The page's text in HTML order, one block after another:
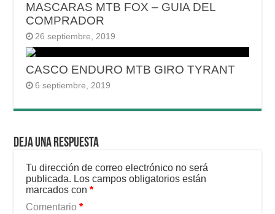
MASCARAS MTB FOX – GUIA DEL
COMPRADOR
26 septiembre, 2019
CASCO ENDURO MTB GIRO TYRANT
6 septiembre, 2019
Deja una respuesta
Tu dirección de correo electrónico no será
publicada. Los campos obligatorios están
marcados con*
Comentario*